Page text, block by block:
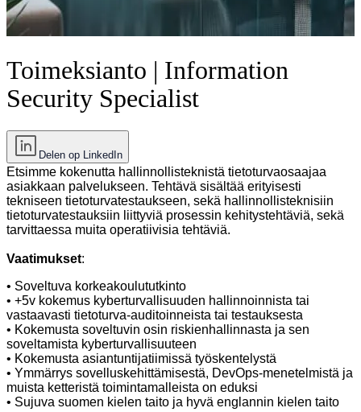
Toimeksianto | Information
Security Specialist
Delen op LinkedIn
Etsimme kokenutta hallinnollisteknistä tietoturvaosaajaa
asiakkaan palvelukseen. Tehtävä sisältää erityisesti
tekniseen tietoturvatestaukseen, sekä hallinnollisteknisiin
tietoturvatestauksiin liittyviä prosessin kehitystehtäviä, sekä
tarvittaessa muita operatiivisia tehtäviä.
Vaatimukset:
• Soveltuva korkeakoulututkinto
• +5v kokemus kyberturvallisuuden hallinnoinnista tai
vastaavasti tietoturva-auditoinneista tai testauksesta
• Kokemusta soveltuvin osin riskienhallinnasta ja sen
soveltamista kyberturvallisuuteen
• Kokemusta asiantuntijatiimissä työskentelystä
• Ymmärrys sovelluskehittämisestä, DevOps-menetelmistä ja
muista ketteristä toimintamalleista on eduksi
• Sujuva suomen kielen taito ja hyvä englannin kielen taito